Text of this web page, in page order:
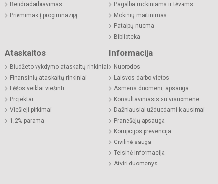
Bendradarbiavimas
Priėmimas į progimnaziją
Pagalba mokiniams ir tėvams
Mokinių maitinimas
Patalpų nuoma
Biblioteka
Ataskaitos
Biudžeto vykdymo ataskaitų rinkiniai
Finansinių ataskaitų rinkiniai
Lėšos veiklai viešinti
Projektai
Viešieji pirkimai
1,2% parama
Informacija
Nuorodos
Laisvos darbo vietos
Asmens duomenų apsauga
Konsultavimasis su visuomene
Dažniausiai užduodami klausimai
Pranešėjų apsauga
Korupcijos prevencija
Civilinė sauga
Teisinė informacija
Atviri duomenys